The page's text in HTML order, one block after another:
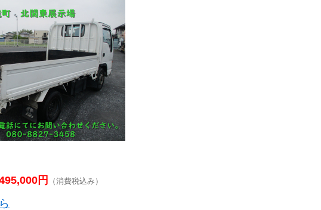
円 （消費税込み）